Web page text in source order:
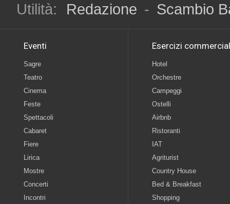
Utilità:
Redazione - Scambio
Eventi
Sagre
Teatro
Cinema
Feste
Spettacoli
Cabaret
Fiere
Lirica
Mostre
Concerti
Incontri
Esercizi
Hotel
Orchestre
Campeggi
Ostelli
Airbnb
Ristoranti
IAT
Agriturist
Country House
Bed & Breakfast
Shopping